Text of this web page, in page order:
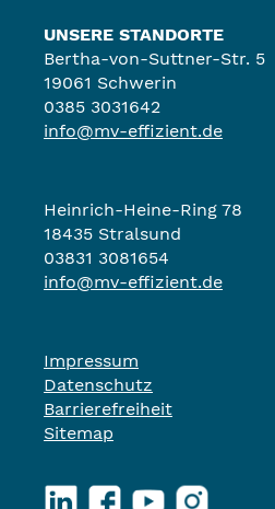
UNSERE STANDORTE
Bertha-von-Suttner-Str. 5
19061 Schwerin
0385 3031642
info@mv-effizient.de
Heinrich-Heine-Ring 78
18435 Stralsund
03831 3081654
info@mv-effizient.de
Impressum
Datenschutz
Barrierefreiheit
Sitemap
LinkedInFacebookYouTubeInstagram